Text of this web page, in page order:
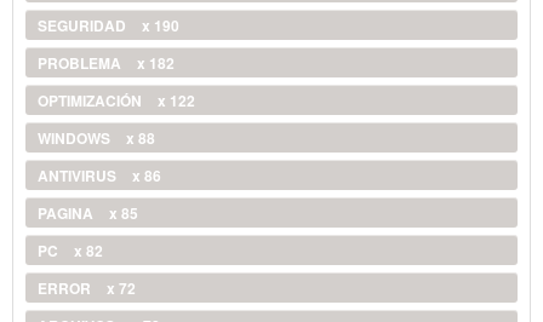
SEGURIDAD
x 190
PROBLEMA
x 182
OPTIMIZACIÓN
x 122
WINDOWS
x 88
ANTIVIRUS
x 86
PAGINA
x 85
PC
x 82
ERROR
x 72